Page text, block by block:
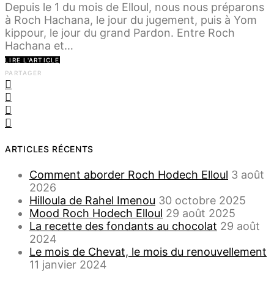
Depuis le 1 du mois de Elloul, nous nous préparons
à Roch Hachana, le jour du jugement, puis à Yom
kippour, le jour du grand Pardon. Entre Roch
Hachana et…
LIRE L'ARTICLE
PARTAGER
ARTICLES RÉCENTS
Comment aborder Roch Hodech Elloul 3 août
2026
Hilloula de Rahel Imenou 30 octobre 2025
Mood Roch Hodech Elloul 29 août 2025
La recette des fondants au chocolat 29 août
2024
Le mois de Chevat, le mois du renouvellement
11 janvier 2024